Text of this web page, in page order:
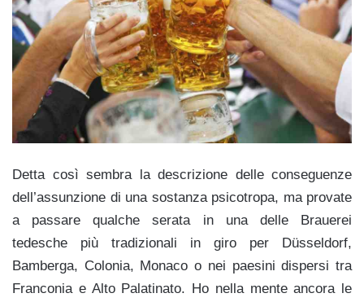
Detta così sembra la descrizione delle conseguenze
dell’assunzione di una sostanza psicotropa, ma provate
a passare qualche serata in una delle Brauerei
tedesche più tradizionali in giro per Düsseldorf,
Bamberga, Colonia, Monaco o nei paesini dispersi tra
Franconia e Alto Palatinato. Ho nella mente ancora le